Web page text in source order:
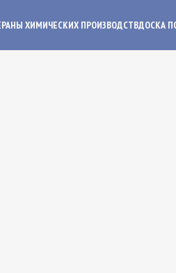
ХИМИЧЕСКИХ ПРОИЗВОДСТВДОСКА